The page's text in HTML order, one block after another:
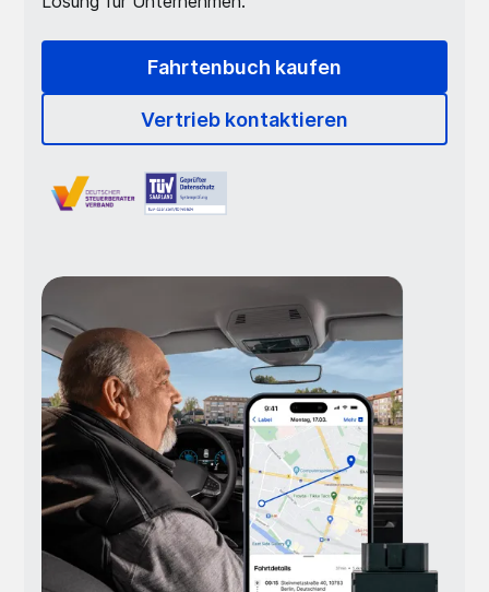
Fahrtenbuch kaufen
Vertrieb kontaktieren